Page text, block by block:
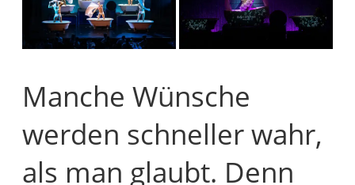
Manche Wünsche
werden schneller wahr,
als man glaubt. Denn